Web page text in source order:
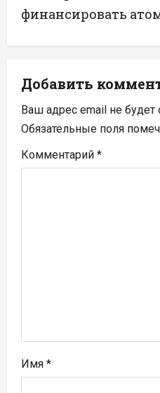
а
ц
и
я
п
о
я
м
финансировать
Добавить
Ваш адрес email не будет
Обязательные поля
Комментарий *
Имя *